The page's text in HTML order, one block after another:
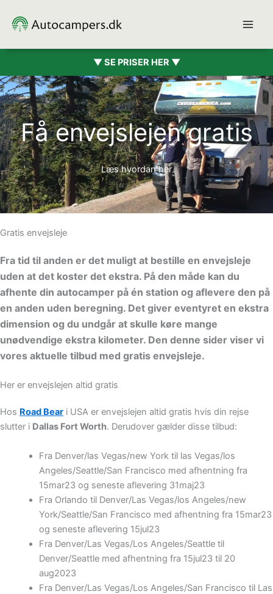
▼ SE PRISER HER ▼
Få envejslejen gratis
Læs hvordan her
Gratis envejsleje
Fra tid til anden er det muligt at bestille en envejsleje
uden at det koster det ekstra. På den måde kan du
afhente din autocamper på én station og aflevere den på
en anden uden beregning. Det giver eventyret en ekstra
dimension og du undgår at skulle køre mange
unødvendige ekstra kilometer. Den denne sider viser vi
vores aktuelle tilbud med gratis envejsleje.
Her er envejslejen altid gratis
Hos Road Bear i USA er envejslejen altid gratis hvis din rejse
slutter i Dallas Fort Worth. Derudover gælder disse tilbud:
Fra Denver/las Vegas/new York til las Vegas/los
Angeles/Seattle/San Francisco med afhentning fra
15mar23 og seneste aflevering 31maj23
Fra Orlando til Denver/Las Vegas/los Angeles/new
York/Seattle/San Francisco med afhentning fra 15mar23
og seneste aflevering 15jul23
Fra Denver/Las Vegas/Los Angeles/Seattle til
Denver/Seattle med afhentning fra 15jul23 til 20
aug2023
Fra Denver/Las Vegas/Los Angeles/San Francisco til Las